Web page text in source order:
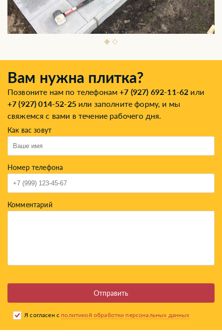
Вам нужна плитка?
Позвоните нам по телефонам+7 (927) 692-11-62 или
+7 (927) 014-52-25или заполните форму, и мы
свяжемся с вами в течение рабочего дня.
Как вас зовут
Номер телефона
Комментарий
Отправить
Я согласен с политикой обработки персональных данных